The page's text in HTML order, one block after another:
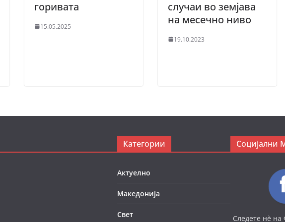
горивата
15.05.2025
случаи во земјава
на месечно ниво
19.10.2023
Категории
Актуелно
Македонија
Свет
Социјални
Следете нè на